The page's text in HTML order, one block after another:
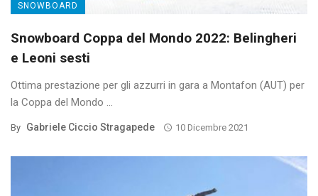
SNOWBOARD
Snowboard Coppa del Mondo 2022: Belingheri
e Leoni sesti
Ottima prestazione per gli azzurri in gara a Montafon (AUT) per
la Coppa del Mondo ...
By Gabriele Ciccio Stragapede 10 Dicembre 2021